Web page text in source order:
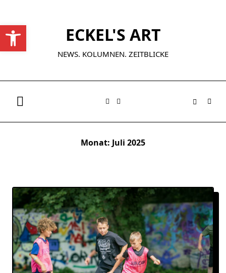
Werkzeugleiste öffnen
content
ECKEL'S ART
NEWS. KOLUMNEN. ZEITBLICKE
Monat: Juli 2025